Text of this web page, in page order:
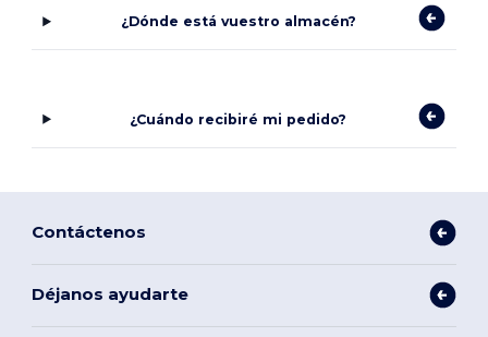
¿Dónde está vuestro almacén?
¿Cuándo recibiré mi pedido?
Contáctenos
Déjanos ayudarte